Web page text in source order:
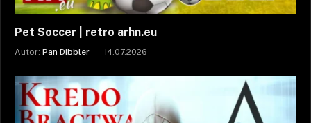
Pet Soccer | retro arhn.eu
Autor: Pan Dibbler 14.07.2026